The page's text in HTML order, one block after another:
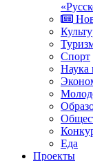
Спорт
Наука
Еда
Проекты